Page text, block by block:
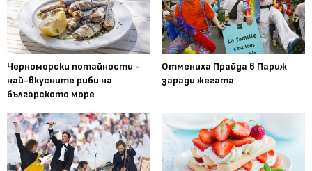
Черноморски потайности -
най-вкусните риби на
българското море
Отмениха Прайда в Париж
заради жегата